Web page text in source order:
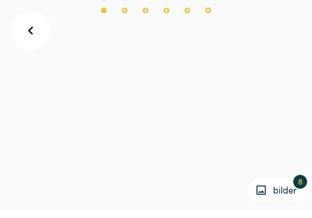
bilder
8